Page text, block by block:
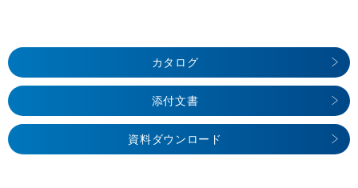
カタログ
添付文書
資料ダウンロード